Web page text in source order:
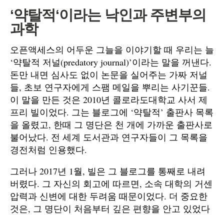
‘약탈적‘이라는 낙인과 주변부의
과학
오픈액세스의 어두운 그늘을 이야기할 때 우리는 늘
‘약탈적 저널(predatory journal)’이라는 말을 꺼낸다.
돈만 내면 심사도 없이 논문을 실어주는 가짜 저널
들, 초보 연구자에게 스팸 메일을 뿌리는 사기꾼들.
이 말을 만든 것은 2010년 콜로라도대학교 사서 제
프리 빌이었다. 그는 블로그에 ‘약탈적’ 출판사 목록
을 올렸고, 한때 그 명단은 천 개에 가까운 출판사로
불어났다. 전 세계 도서관과 연구자들이 그 목록을
경전처럼 인용했다.
그러나 2017년 1월, 빌은 그 블로그를 통째로 내려
버렸다. 그 자신의 회고에 따르면, 소속 대학의 거센
압력과 신변에 대한 두려움 때문이었다. 더 중요한
것은, 그 명단이 처음부터 깊은 편향을 안고 있었다